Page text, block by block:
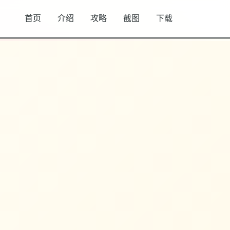
首页 介绍 攻略 截图 下载